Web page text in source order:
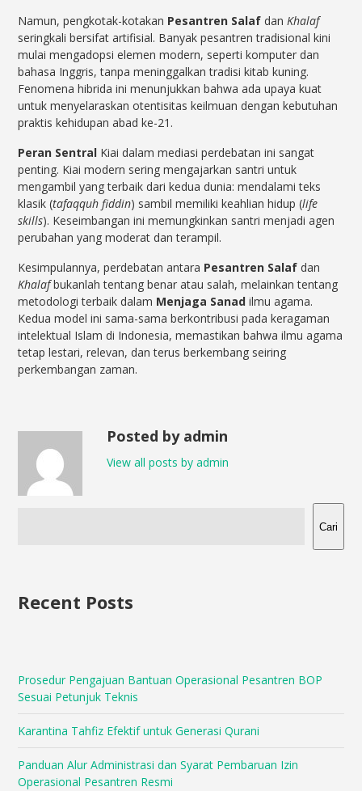
Namun, pengkotak-kotakan Pesantren Salaf danKhalaf
seringkali bersifat artifisial. Banyak pesantren tradisional kini
mulai mengadopsi elemen modern, seperti komputer dan
bahasa Inggris, tanpa meninggalkan tradisi kitab kuning.
Fenomena hibrida ini menunjukkan bahwa ada upaya kuat
untuk menyelaraskan otentisitas keilmuan dengan kebutuhan
praktis kehidupan abad ke-21.
Peran Sentral Kiai dalam mediasi perdebatan ini sangat
penting. Kiai modern sering mengajarkan santri untuk
mengambil yang terbaik dari kedua dunia: mendalami teks
klasik (tafaqquh fiddin) sambil memiliki keahlian hidup (life
skills). Keseimbangan ini memungkinkan santri menjadi agen
perubahan yang moderat dan terampil.
Kesimpulannya, perdebatan antara Pesantren Salaf dan
Khalafbukanlah tentang benar atau salah, melainkan tentang
metodologi terbaik dalam Menjaga Sanad ilmu agama.
Kedua model ini sama-sama berkontribusi pada keragaman
intelektual Islam di Indonesia, memastikan bahwa ilmu agama
tetap lestari, relevan, dan terus berkembang seiring
perkembangan zaman.
Posted by admin
View all posts by admin
Cari
Recent Posts
Prosedur Pengajuan Bantuan Operasional Pesantren BOP
Sesuai Petunjuk Teknis
Karantina Tahfiz Efektif untuk Generasi Qurani
Panduan Alur Administrasi dan Syarat Pembaruan Izin
Operasional Pesantren Resmi